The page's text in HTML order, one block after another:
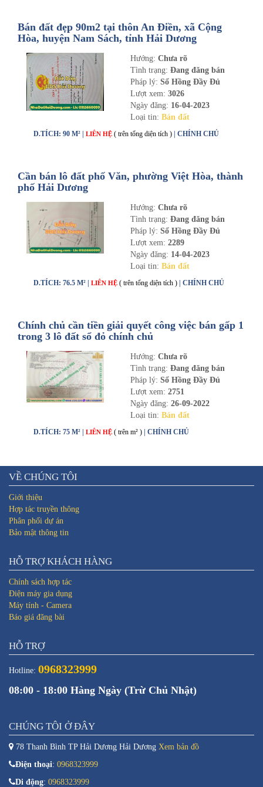
Bán đất đẹp 90m2 tại thôn An Điền, xã Cộng
Hòa, huyện Nam Sách, tỉnh Hải Dương
Hướng: Chưa rõ
Tình trạng: Đang đăng bán
Pháp lý: Sổ Hồng Đầy Đủ
Lượt xem: 3026
Ngày đăng: 16-04-2023
Loại tin: Bán đất
D.TÍCH: 90 M² | LIÊN HỆ ( trên tổng diện tích ) | CHÍNH CHỦ
Cần bán lô đất phố Văn, phường Việt Hòa, thành
phố Hải Dương
Hướng: Chưa rõ
Tình trạng: Đang đăng bán
Pháp lý: Sổ Hồng Đầy Đủ
Lượt xem: 2289
Ngày đăng: 14-04-2023
Loại tin: Bán đất
D.TÍCH: 76.5 M² | LIÊN HỆ ( trên tổng diện tích ) | CHÍNH CHỦ
Chính chủ cần tiền giải quyết công việc bán gấp 1
trong 3 lô đất sổ đỏ chính chủ
Hướng: Chưa rõ
Tình trạng: Đang đăng bán
Pháp lý: Sổ Hồng Đầy Đủ
Lượt xem: 2751
Ngày đăng: 26-09-2022
Loại tin: Bán đất
D.TÍCH: 75 M² | LIÊN HỆ ( trên m² ) | CHÍNH CHỦ
VỀ CHÚNG TÔI
Giới thiệu
Hợp tác truyền thông
Phân phối dự án
Bảo mật thông tin
HỖ TRỢ KHÁCH HÀNG
Chính sách hợp tác
Điện máy gia dụng
Máy tính - Camera
Báo giá đăng bài
HỖ TRỢ
Hotline: 0968323999
08:00 - 18:00 Hàng Ngày (Trừ Chủ Nhật)
CHÚNG TÔI Ở ĐÂY
78 Thanh Bình TP Hải Dương Hải Dương Xem bản đồ
Điện thoại: 0968323999
Di động: 0968323999